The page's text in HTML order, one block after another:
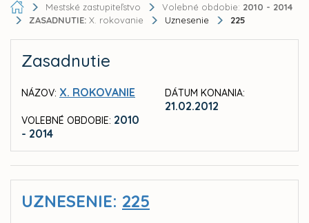
Mestské zastupiteľstvo Volebné obdobie: 2010 - 2014
ZASADNUTIE: X. rokovanie Uznesenie 225
Zasadnutie
NÁZOV: X. ROKOVANIE
VOLEBNÉ OBDOBIE: 2010
- 2014
DÁTUM KONANIA:
21.02.2012
UZNESENIE: 225